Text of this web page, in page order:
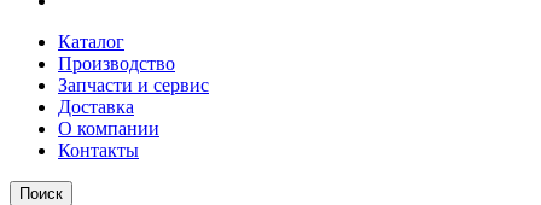
Каталог
Производство
Запчасти и сервис
Доставка
О компании
Контакты
Поиск